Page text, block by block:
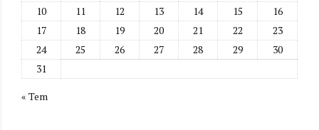
10
11 12 13 14 15
16
17
18 19 20 21 22
23
24
25 26 27 28 29
30
31
« Tem